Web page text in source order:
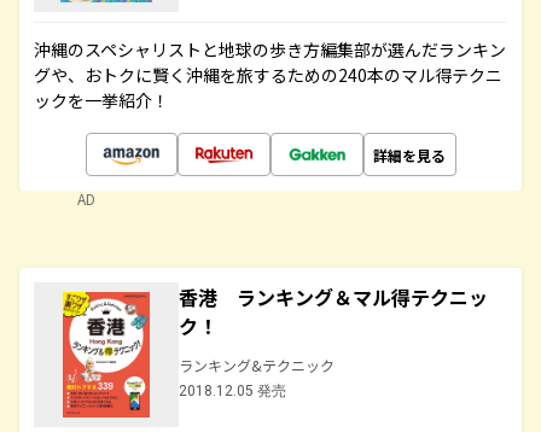
沖縄のスペシャリストと地球の歩き方編集部が選んだランキン
グや、おトクに賢く沖縄を旅するための240本のマル得テクニ
ックを一挙紹介！
詳細を見る
AD
香港 ランキング＆マル得テクニッ
ク！
ランキング&テクニック
2018.12.05 発売